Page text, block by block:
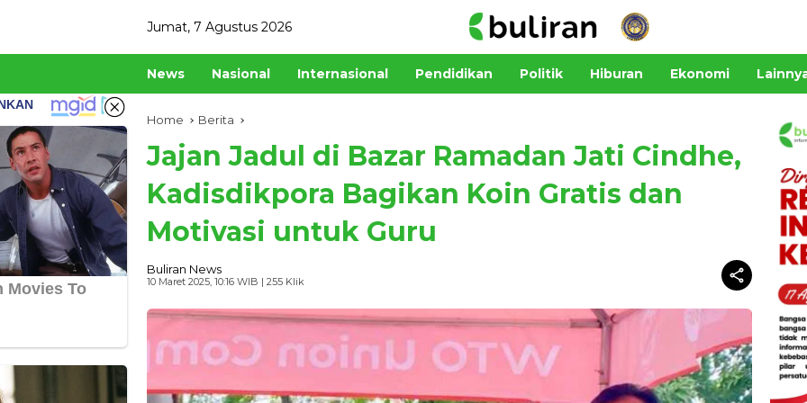
Jumat, 7 Agustus 2026
News Nasional Internasional Pendidikan Politik Hiburan Ekonomi
Home Berita
Jajan Jadul di Bazar Ramadan Jati Cindhe,
Kadisdikpora Bagikan Koin Gratis dan
Motivasi untuk Guru
Buliran News
10 Maret 2025, 10:16 WIB | 255 Klik